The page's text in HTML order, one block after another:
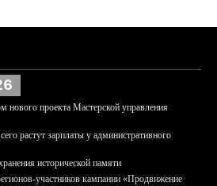
нового проекта Мастерской управления
растут зарплаты у административного
исторической памяти
участников кампании «Продвижение